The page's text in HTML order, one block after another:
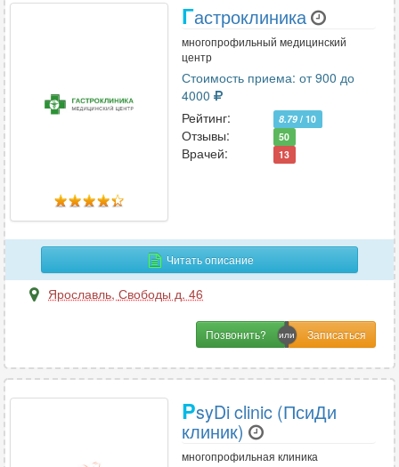
Гастроклиника
многопрофильный медицинский
центр
Стоимость приема: от 900 до
4000
Рейтинг:
8.79 / 10
Отзывы: 50
Врачей: 13
Читать описание
Ярославль, Свободы д. 46
Позвонить?
PsyDi clinic (ПсиДи
клиник)
многопрофильная клиника